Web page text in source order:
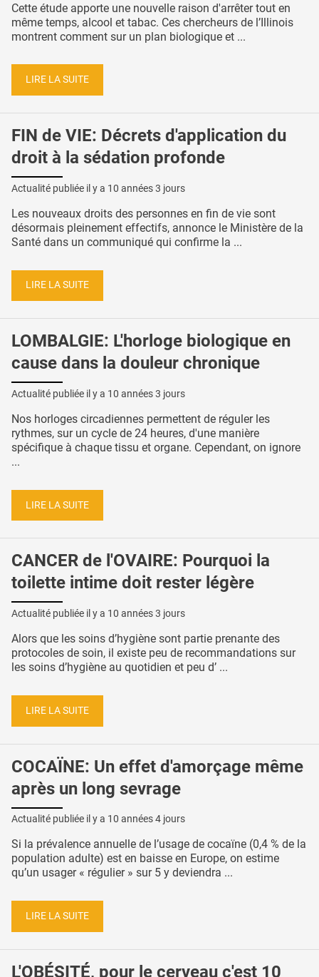
Cette étude apporte une nouvelle raison d'arrêter tout en
même temps, alcool et tabac. Ces chercheurs de l’Illinois
montrent comment sur un plan biologique et ...
LIRE LA SUITE
FIN de VIE: Décrets d'application du
droit à la sédation profonde
Actualité publiée il y a 10 années 3 jours
Les nouveaux droits des personnes en fin de vie sont
désormais pleinement effectifs, annonce le Ministère de la
Santé dans un communiqué qui confirme la ...
LIRE LA SUITE
LOMBALGIE: L'horloge biologique en
cause dans la douleur chronique
Actualité publiée il y a 10 années 3 jours
Nos horloges circadiennes permettent de réguler les
rythmes, sur un cycle de 24 heures, d'une manière
spécifique à chaque tissu et organe. Cependant, on ignore
...
LIRE LA SUITE
CANCER de l'OVAIRE: Pourquoi la
toilette intime doit rester légère
Actualité publiée il y a 10 années 3 jours
Alors que les soins d’hygiène sont partie prenante des
protocoles de soin, il existe peu de recommandations sur
les soins d’hygiène au quotidien et peu d’ ...
LIRE LA SUITE
COCAÏNE: Un effet d'amorçage même
après un long sevrage
Actualité publiée il y a 10 années 4 jours
Si la prévalence annuelle de l’usage de cocaïne (0,4 % de la
population adulte) est en baisse en Europe, on estime
qu’un usager « régulier » sur 5 y deviendra ...
LIRE LA SUITE
L'OBÉSITÉ, pour le cerveau c'est 10